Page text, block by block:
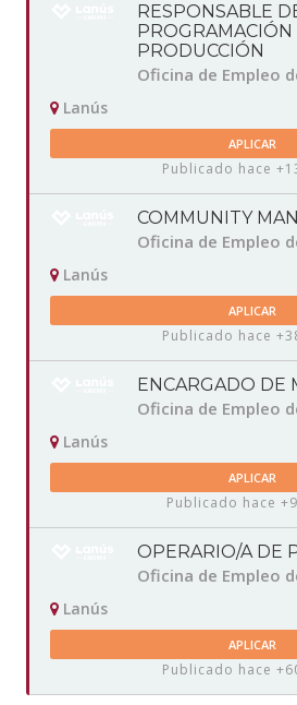
RESPONSABLE
PROGRAMACIÓN
PRODUCCIÓN
Oficina de Empleo
Lanús
APLICAR
Publicado hace
COMMUNITY
Oficina de Empleo
Lanús
APLICAR
Publicado hace
ENCARGADO DE
Oficina de Empleo
Lanús
APLICAR
Publicado hace
OPERARIO/A DE
Oficina de Empleo
Lanús
APLICAR
Publicado hace